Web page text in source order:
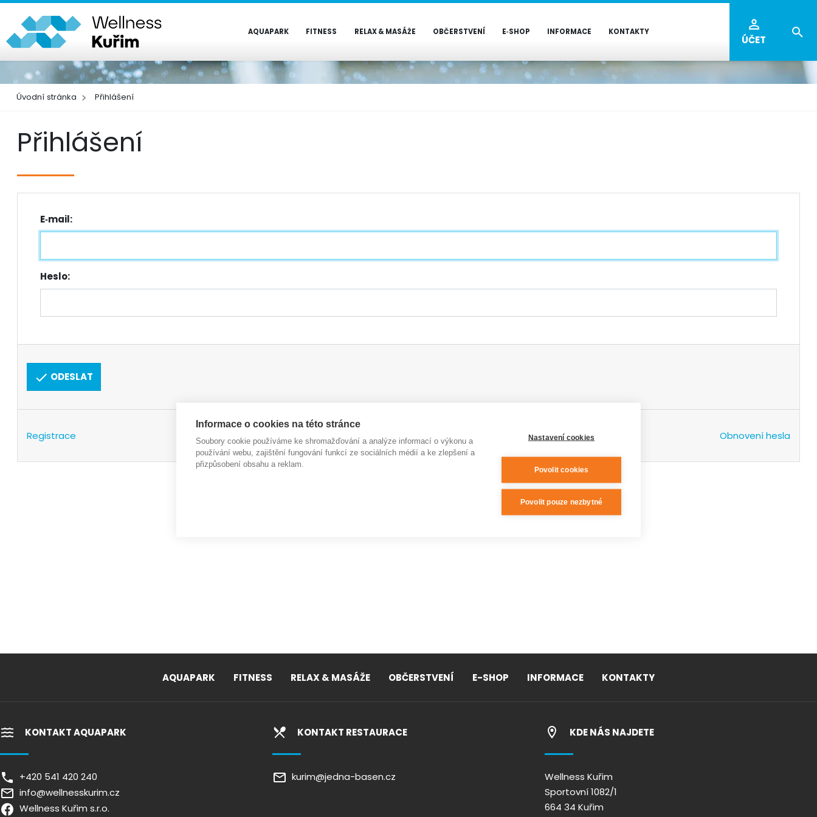
AQUAPARK FITNESS RELAX & MASÁŽE OBČERSTVENÍ E‑SHOP INFORMACE KONTAKTY
ÚČET
Úvodní stránka Přihlášení
Přihlášení
E‑mail:
Heslo:
ODESLAT
Registrace Obnovení hesla
AQUAPARK FITNESS RELAX & MASÁŽE OBČERSTVENÍ E-SHOP INFORMACE KONTAKTY
KONTAKT AQUAPARK
+420 541 420 240
info@wellnesskurim.cz
Wellness Kuřim s.r.o.
KONTAKT RESTAURACE
kurim@jedna-basen.cz
KDE NÁS NAJDETE
Wellness Kuřim
Sportovní 1082/1
664 34 Kuřim
Informace o cookies na této stránce
Soubory cookie používáme ke shromažďování a analýze informací o výkonu a
používání webu, zajištění fungování funkcí ze sociálních médií a ke zlepšení a
přizpůsobení obsahu a reklam.
Nastavení cookies
Povolit cookies
Povolit pouze nezbytné